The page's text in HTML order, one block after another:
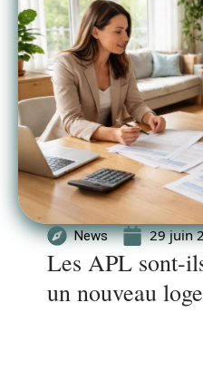
News 29 juin
Les APL sont-
un nouveau